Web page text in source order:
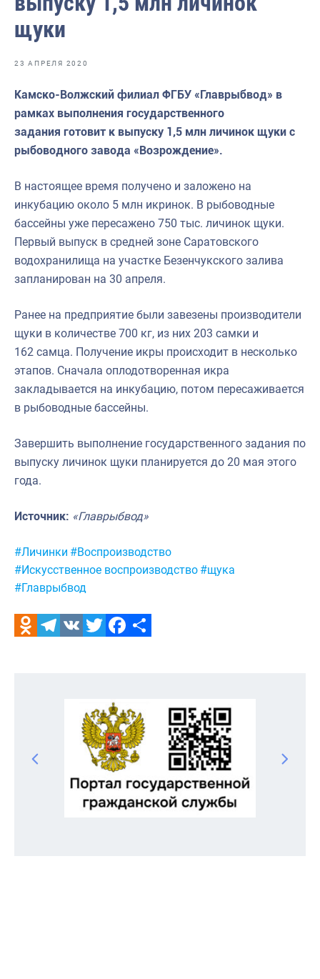
Отраслевые СМИ
Выставки и конференции
Научно-практическая литература
Рыбоохрана России
Отрасль в цифрах
Укрепление духовно-нравственных ценностей
События в России и мире
щуки
23 АПРЕЛЯ 2020
Камско-Волжский филиал ФГБУ «Главрыбвод» в
рамках выполнения государственного
задания готовит к выпуску 1,5 млн личинок щуки с
рыбоводного завода «Возрождение».
В настоящее время получено и заложено на
инкубацию около 5 млн икринок. В рыбоводные
бассейны уже пересажено 750 тыс. личинок щуки.
Первый выпуск в средней зоне Саратовского
водохранилища на участке Безенчукского залива
запланирован на 30 апреля.
Ранее на предприятие были завезены производители
щуки в количестве 700 кг, из них 203 самки и
162 самца. Получение икры происходит в несколько
этапов. Сначала оплодотворенная икра
закладывается на инкубацию, потом пересаживается
в рыбоводные бассейны.
Завершить выполнение государственного задания по
выпуску личинок щуки планируется до 20 мая этого
года.
Источник: «Главрыбвод»
Метки:
#Личинки #Воспроизводство
#Искусственное воспроизводство #щука
#Главрыбвод